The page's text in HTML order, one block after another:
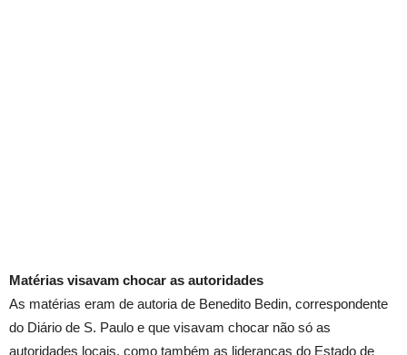
Matérias visavam chocar as autoridades
As matérias eram de autoria de Benedito Bedin, correspondente
do Diário de S. Paulo e que visavam chocar não só as
autoridades locais, como também as lideranças do Estado de